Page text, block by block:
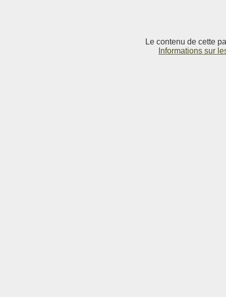
Le contenu de cette
Informations sur